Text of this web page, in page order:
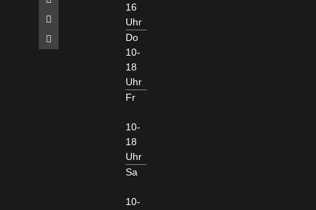
16
Uhr
Do
10-
18
Uhr
Fr
10-
18
Uhr
Sa
10-